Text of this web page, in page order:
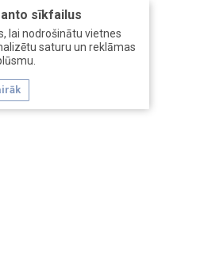
sīkfailus
lai nodrošinātu vietnes
saturu un reklāmas